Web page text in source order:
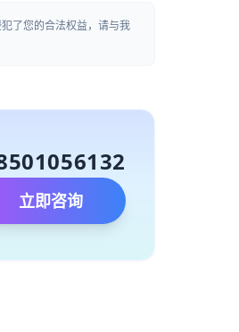
了您的合法权益，请与我
立即咨询